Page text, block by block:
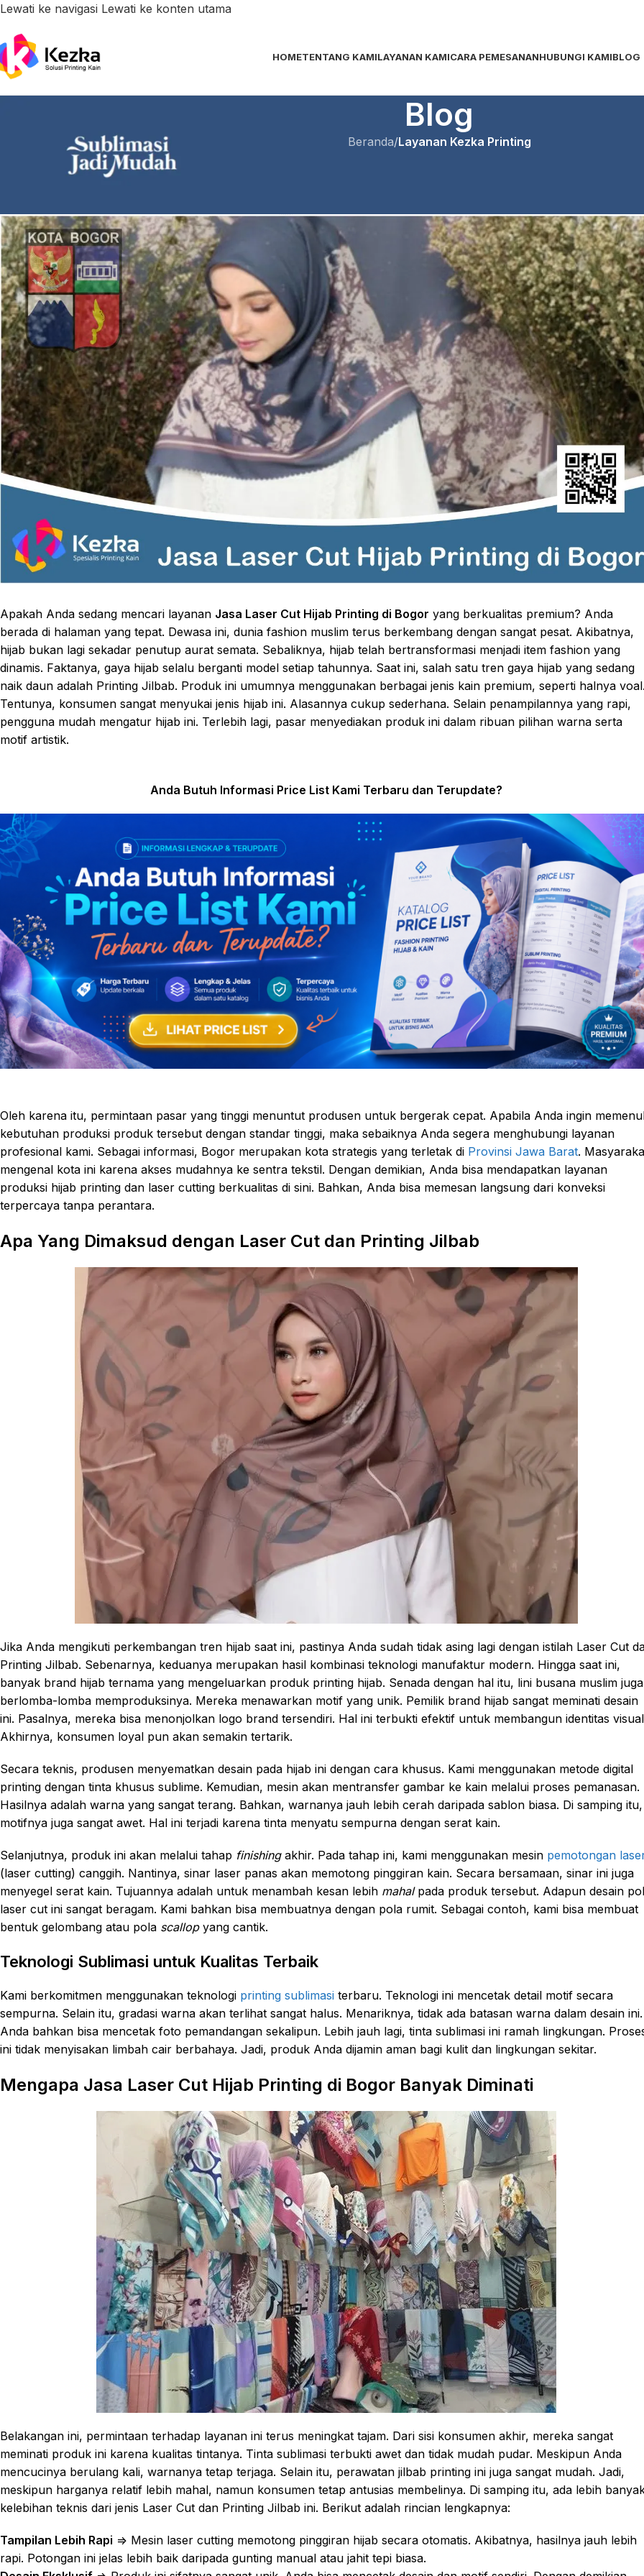
Lewati ke navigasi Lewati ke konten utama
HOMETENTANG KAMILAYANAN KAMICARA PEMESANANHUBUNGI KAMIBLOG
Blog
Beranda/Layanan Kezka Printing
Jasa Laser Cut Hijab Printing di Bogor, Hijab adalah salah satu
Apakah Anda sedang mencari layanan Jasa Laser Cut Hijab Printing di Bogor yang berkualitas premium? Anda
berada di halaman yang tepat. Dewasa ini, dunia fashion muslim terus berkembang dengan sangat pesat. Akibatnya,
hijab bukan lagi sekadar penutup aurat semata. Sebaliknya, hijab telah bertransformasi menjadi item fashion yang
dinamis. Faktanya, gaya hijab selalu berganti model setiap tahunnya. Saat ini, salah satu tren gaya hijab yang sedang
naik daun adalah Printing Jilbab. Produk ini umumnya menggunakan berbagai jenis kain premium, seperti halnya voal.
Tentunya, konsumen sangat menyukai jenis hijab ini. Alasannya cukup sederhana. Selain penampilannya yang rapi,
pengguna mudah mengatur hijab ini. Terlebih lagi, pasar menyediakan produk ini dalam ribuan pilihan warna serta
motif artistik.
Anda Butuh Informasi Price List Kami Terbaru dan Terupdate?
Oleh karena itu, permintaan pasar yang tinggi menuntut produsen untuk bergerak cepat. Apabila Anda ingin
kebutuhan produksi produk tersebut dengan standar tinggi, maka sebaiknya Anda segera menghubungi layanan
profesional kami. Sebagai informasi, Bogor merupakan kota strategis yang terletak di Provinsi Jawa Barat.
mengenal kota ini karena akses mudahnya ke sentra tekstil. Dengan demikian, Anda bisa mendapatkan layanan
produksi hijab printing dan laser cutting berkualitas di sini. Bahkan, Anda bisa memesan langsung dari konveksi
terpercaya tanpa perantara.
Apa Yang Dimaksud dengan Laser Cut dan Printing Jilbab
Jika Anda mengikuti perkembangan tren hijab saat ini, pastinya Anda sudah tidak asing lagi dengan istilah Laser Cut
Printing Jilbab. Sebenarnya, keduanya merupakan hasil kombinasi teknologi manufaktur modern. Hingga saat ini,
banyak brand hijab ternama yang mengeluarkan produk printing hijab. Senada dengan hal itu, lini busana muslim juga
berlomba-lomba memproduksinya. Mereka menawarkan motif yang unik. Pemilik brand hijab sangat meminati desain
ini. Pasalnya, mereka bisa menonjolkan logo brand tersendiri. Hal ini terbukti efektif untuk membangun identitas
Akhirnya, konsumen loyal pun akan semakin tertarik.
Secara teknis, produsen menyematkan desain pada hijab ini dengan cara khusus. Kami menggunakan metode digital
printing dengan tinta khusus sublime. Kemudian, mesin akan mentransfer gambar ke kain melalui proses pemanasan.
Hasilnya adalah warna yang sangat terang. Bahkan, warnanya jauh lebih cerah daripada sablon biasa. Di samping itu,
motifnya juga sangat awet. Hal ini terjadi karena tinta menyatu sempurna dengan serat kain.
Selanjutnya, produk ini akan melalui tahap finishingakhir. Pada tahap ini, kami menggunakan mesin pemotongan
(laser cutting) canggih. Nantinya, sinar laser panas akan memotong pinggiran kain. Secara bersamaan, sinar ini juga
menyegel serat kain. Tujuannya adalah untuk menambah kesan lebih mahalpada produk tersebut. Adapun desain
laser cut ini sangat beragam. Kami bahkan bisa membuatnya dengan pola rumit. Sebagai contoh, kami bisa membuat
bentuk gelombang atau pola scallopyang cantik.
Teknologi Sublimasi untuk Kualitas Terbaik
Kami berkomitmen menggunakan teknologi printing sublimasi terbaru. Teknologi ini mencetak detail motif secara
sempurna. Selain itu, gradasi warna akan terlihat sangat halus. Menariknya, tidak ada batasan warna dalam desain ini.
Anda bahkan bisa mencetak foto pemandangan sekalipun. Lebih jauh lagi, tinta sublimasi ini ramah lingkungan.
ini tidak menyisakan limbah cair berbahaya. Jadi, produk Anda dijamin aman bagi kulit dan lingkungan sekitar.
Mengapa Jasa Laser Cut Hijab Printing di Bogor Banyak Diminati
Belakangan ini, permintaan terhadap layanan ini terus meningkat tajam. Dari sisi konsumen akhir, mereka sangat
meminati produk ini karena kualitas tintanya. Tinta sublimasi terbukti awet dan tidak mudah pudar. Meskipun Anda
mencucinya berulang kali, warnanya tetap terjaga. Selain itu, perawatan jilbab printing ini juga sangat mudah. Jadi,
meskipun harganya relatif lebih mahal, namun konsumen tetap antusias membelinya. Di samping itu, ada lebih
kelebihan teknis dari jenis Laser Cut dan Printing Jilbab ini. Berikut adalah rincian lengkapnya:
Tampilan Lebih Rapi => Mesin laser cutting memotong pinggiran hijab secara otomatis. Akibatnya, hasilnya jauh lebih
rapi. Potongan ini jelas lebih baik daripada gunting manual atau jahit tepi biasa.